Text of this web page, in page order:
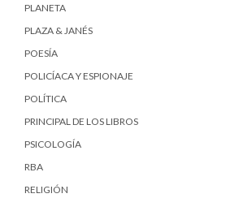
PLANETA
PLAZA & JANÉS
POESÍA
POLICÍACA Y ESPIONAJE
POLÍTICA
PRINCIPAL DE LOS LIBROS
PSICOLOGÍA
RBA
RELIGIÓN